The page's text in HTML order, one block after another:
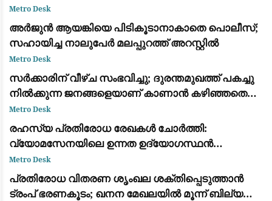
പരിക്ക്
Metro Desk
അർജുൻ ആയങ്കിയെ പിടികൂടാനാകാതെ പൊലീസ്;
സഹായിച്ച നാലുപേർ മലപ്പുറത്ത് അറസ്റ്റിൽ
Metro Desk
സർക്കാരിന് വീഴ്ച സംഭവിച്ചു; ദുരന്തമുഖത്ത് പകച്ചു
നിൽക്കുന്ന ജനങ്ങളെയാണ് കാണാൻ കഴിഞ്ഞതെന്ന്
പിണറായി വിജയൻ
Metro Desk
രഹസ്യ പ്രതിരോധ രേഖകൾ ചോർത്തി:
വ്യോമസേനയിലെ ഉന്നത ഉദ്യോഗസ്ഥൻ
അറസ്റ്റിൽ
Metro Desk
പ്രതിരോധ വിതരണ ശൃംഖല ശക്തിപ്പെടുത്താൻ
ട്രംപ് ഭരണകൂടം; ഖനന മേഖലയിൽ മൂന്ന് ബില്യൺ